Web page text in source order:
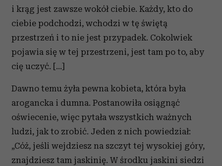
i krąg jest zawsze wokół ciebie. Każdy, kto do
ciebie podchodzi, wchodzi w tę świętą
przestrzeń i to nie jest przypadek. Cokolwiek
pojawia się w tej przestrzeni, jest tam po to, aby
cię uczyć. […]
Dawno temu żyła pewna kobieta, która była
arogancka i dumna. Postanowiła osiągnąć
oświecenie, więc pytała wszystkich ważnych
ludzi, jak to zrobić. Jeden z nich powiedział:
„Cóż, jeśli wejdziesz na szczyt tej wysokiej góry,
znajdziesz tam jaskinię. W środku jaskini siedzi